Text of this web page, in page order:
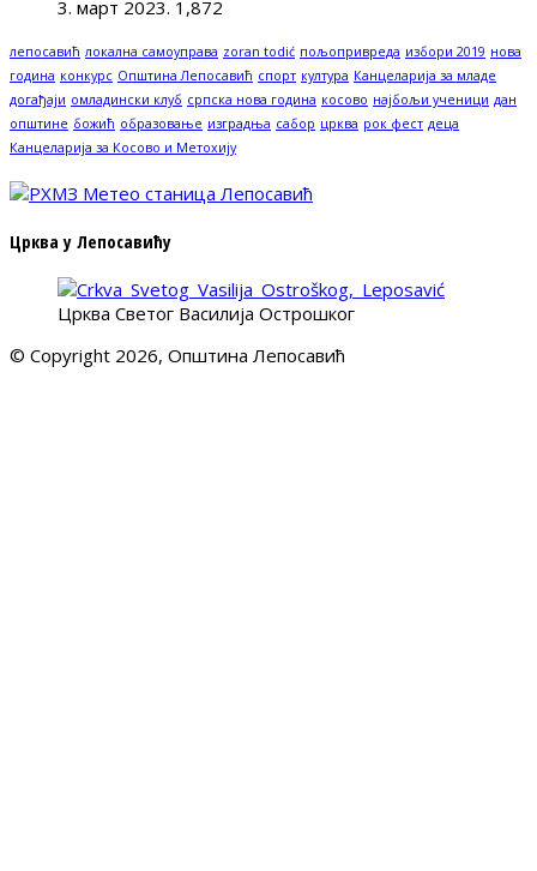
3. март 2023. 1,872
лепосавић локална самоуправа zoran todić пољопривреда избори 2019 нова
година конкурс Општина Лепосавић спорт култура Канцеларија за младе
догађаји омладински клуб српска нова година косово најбољи ученици дан
општине божић образовање изградња сабор црква рок фест деца
Канцеларија за Косово и Метохију
Црква у Лепосавићу
Црква Светог Василија Острошког
© Copyright 2026, Општина Лепосавић